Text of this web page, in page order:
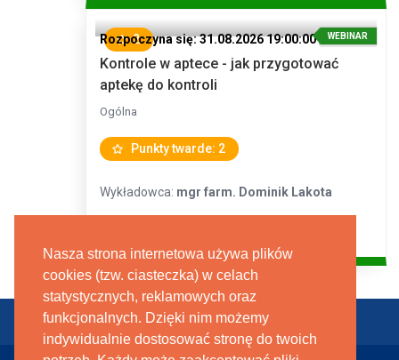
Nasza strona internetowa używa plików
cookies (tzw. ciasteczka) w celach
statystycznych, reklamowych oraz
funkcjonalnych. Dzięki nim możemy
indywidualnie dostosować stronę do twoich
WEBINAR
2
Rozpoczyna się: 31.08.2026 19:00:00
Kontrole w aptece - jak przygotować
aptekę do kontroli
Ogólna
Punkty twarde: 2
Wykładowca: mgr farm. Dominik Lakota
Więcej szkoleńmdi-menu-right
REGULAMIN POLITYKA PRYWATNOŚCI